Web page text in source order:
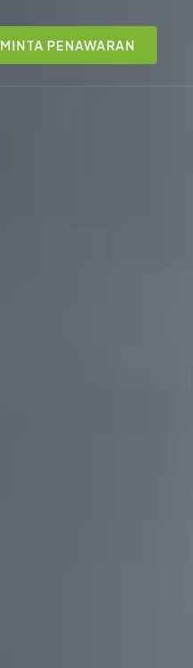
MINTA PENAWARAN